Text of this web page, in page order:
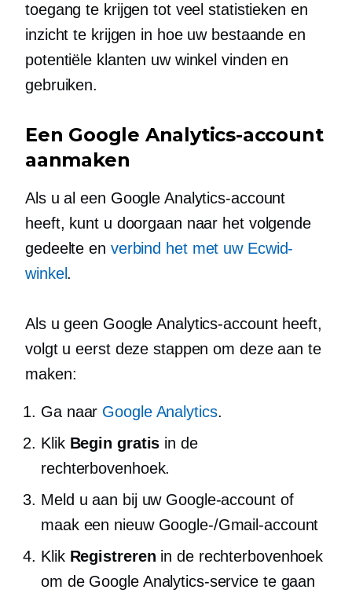
toegang te krijgen tot veel statistieken en
inzicht te krijgen in hoe uw bestaande en
potentiële klanten uw winkel vinden en
gebruiken.
Een Google Analytics-account
aanmaken
Als u al een Google Analytics-account
heeft, kunt u doorgaan naar het volgende
gedeelte en verbind het met uw Ecwid-
winkel.
Als u geen Google Analytics-account heeft,
volgt u eerst deze stappen om deze aan te
maken:
Ga naar Google Analytics.
Klik Begin gratis in de
rechterbovenhoek.
Meld u aan bij uw Google-account of
maak een nieuw Google-/Gmail-account
Klik Registreren in de rechterbovenhoek
om de Google Analytics-service te gaan